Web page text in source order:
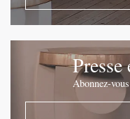
Abonnez-